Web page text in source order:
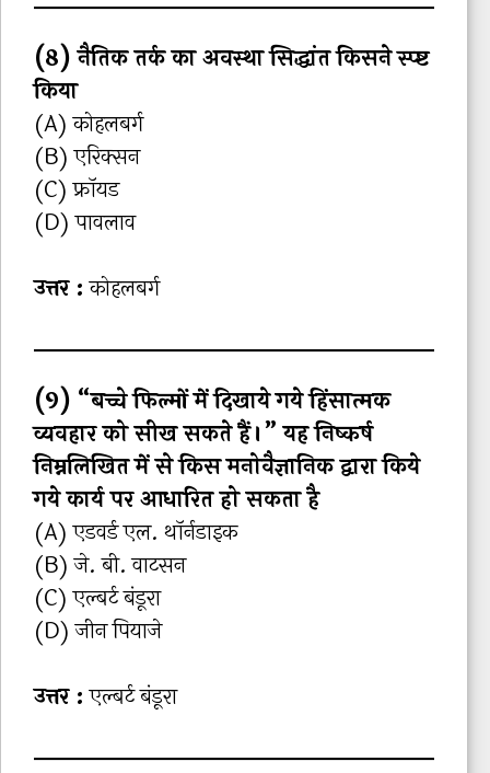
(8) नैतिक तर्क का अवस्‍था सिद्धांत किसने स्‍प्‍ष्ट
किया
(A) कोहलबर्ग
(B) एरिक्‍सन
(C) फ्रॉयड
(D) पावलाव
उत्तर :कोहलबर्ग
(9) “बच्चे फिल्मों में दिखाये गये हिंसात्मक
व्यवहार को सीख सकते हैं।” यह निष्कर्ष
निम्नलिखित में से किस मनोवैज्ञानिक द्वारा किये
गये कार्य पर आधारित हो सकता है
(A) एडवर्ड एल. थॉर्नडाइक
(B) जे. बी. वाटसन
(C) एल्बर्ट बंडूरा
(D) जीन पियाजे
उत्तर :एल्बर्ट बंडूरा